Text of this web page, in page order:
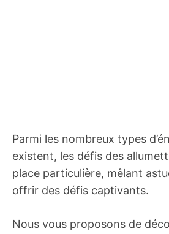
Parmi les nombreux types
existent, les défis des
place particulière, mêlant
offrir des défis captivants.
Nous vous proposons de